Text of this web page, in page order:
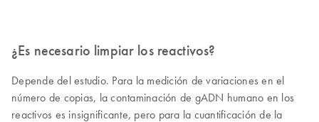
¿Es necesario limpiar los reactivos?
Depende del estudio. Para la medición de variaciones en el
número de copias, la contaminación de gADN humano en los
reactivos es insignificante, pero para la cuantificación de la